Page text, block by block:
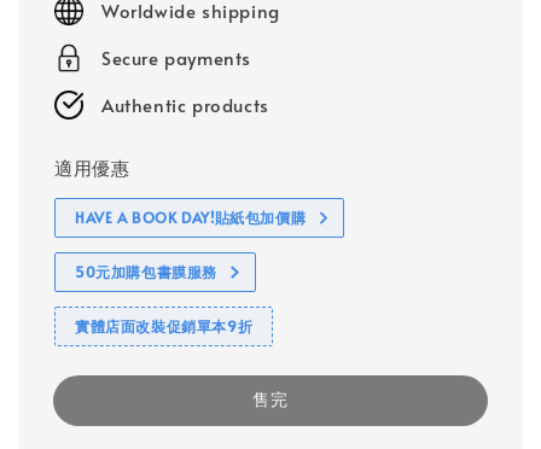
Worldwide shipping
Secure payments
Authentic products
適用優惠
HAVE A BOOK DAY!貼紙包加價購
50元加購包書膜服務
實體店面改裝促銷單本9折
售完